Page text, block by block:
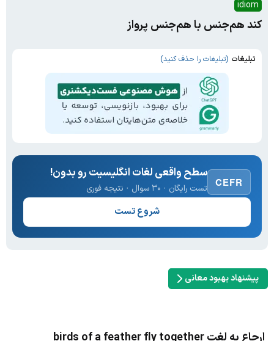
idiom
کند هم‌جنس با هم‌جنس پرواز
تبلیغات (تبلیغات را حذف کنید)
CEFR
سطح واقعی لغات انگلیسیت رو بدون!
تست رایگان · ۳۰ سوال · نتیجه فوری
شروع تست
پیشنهاد بهبود معانی